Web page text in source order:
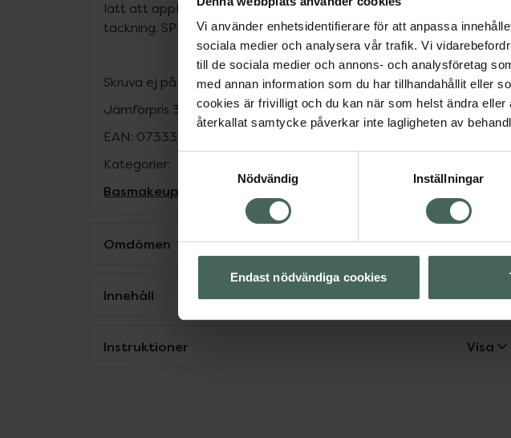
Vi använder enhetsidentifierare för att anpassa
sociala medier och analysera vår trafik. Vi
till de sociala medier och annons- och analysföretag
med annan information som du har tillhandahållit eller
cookies är frivilligt och du kan när som helst ändra
återkallat samtycke påverkar inte lagligheten av
Nödvändig
Inställningar
Endast nödvändiga cookies
lätt att applicera. Högpigmenterad för att ge en jämn och sömlös
täckning. SPF30.
Skruva ej på locket, utan dra ut locket!
Jämförpris 30,73 kr/g
EAN: 07333352079084
Kategorier:
Basmakeup Bronzer och solpuder
Omdömen Visa
Innehåll Visa
Instruktioner Visa